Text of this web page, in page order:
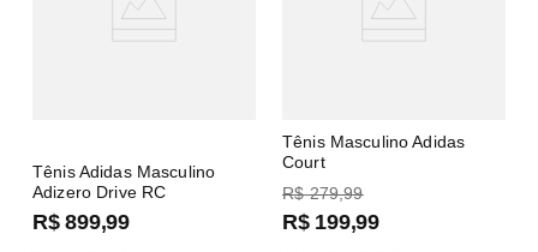
Tênis Adidas Masculino
Adizero Drive RC
R$ 899,99
Tênis Masculino Adidas
Court
R$ 279,99
R$ 199,99